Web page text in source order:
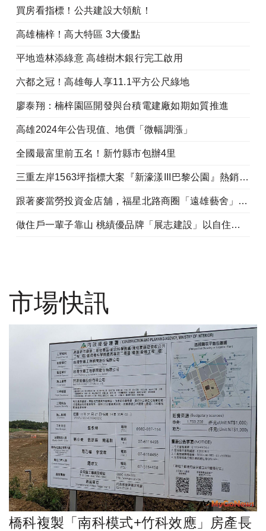
買房看指標！公共建設大領航！
高雄楠梓！高大特區 3大優點
平地造林添綠意 高雄樹木銀行完工啟用
六都之冠！高雄每人享11.1平方公尺綠地
廖泰翔：楠梓園區開發與台積電建廠如期如質推進
高雄2024年公告現值、地價「微幅調漲」
全國最富里前五名！新竹縣市包辦4里
三重左岸1563坪指標大案『新濠漾III巴黎公園』熱銷開工
跟著麥當勞投資金店舖，福星北路商圈「遠雄藝舍」金店炙手可熱
做住戶一輩子靠山 桃績優品牌「展志建設」以自住心蓋房
市場快訊
橋科複製「南科模式+竹科效應」房產長